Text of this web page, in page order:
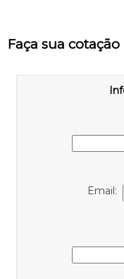
Faça sua cotação
Email: